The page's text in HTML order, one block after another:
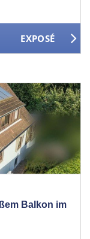
Balkon im